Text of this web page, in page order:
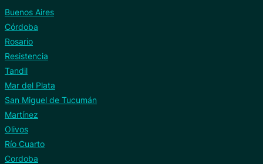
Buenos Aires
Córdoba
Rosario
Resistencia
Tandil
Mar del Plata
San Miguel de Tucumán
Martínez
Olivos
Río Cuarto
Cordoba